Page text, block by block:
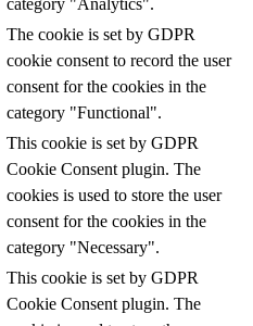
The cookie is set by GDPR
cookie consent to record the user
consent for the cookies in the
category "Functional".
This cookie is set by GDPR
Cookie Consent plugin. The
cookies is used to store the user
consent for the cookies in the
category "Necessary".
This cookie is set by GDPR
Cookie Consent plugin. The